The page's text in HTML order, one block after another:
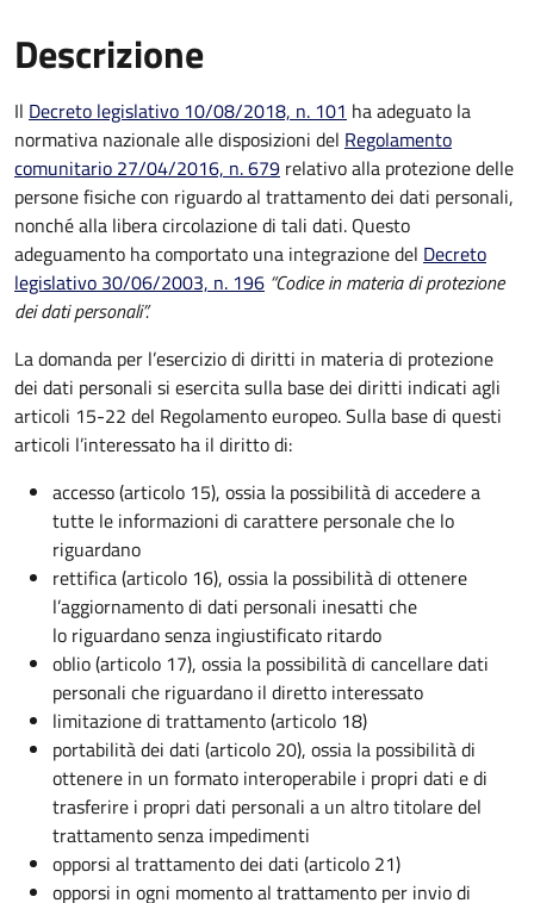
Descrizione
Il Decreto legislativo 10/08/2018, n. 101 ha adeguato la
normativa nazionale alle disposizioni del Regolamento
comunitario 27/04/2016, n. 679 relativo alla protezione delle
persone fisiche con riguardo al trattamento dei dati personali,
nonché alla libera circolazione di tali dati. Questo
adeguamento ha comportato una integrazione del Decreto
legislativo 30/06/2003, n. 196 “Codice in materia di protezione
dei dati personali”.
La domanda per l’esercizio di diritti in materia di protezione
dei dati personali si esercita sulla base dei diritti indicati agli
articoli 15-22 del Regolamento europeo. Sulla base di questi
articoli l’interessato ha il diritto di:
accesso (articolo 15), ossia la possibilità di accedere a
tutte le informazioni di carattere personale che lo
riguardano
rettifica (articolo 16), ossia la possibilità di ottenere
l’aggiornamento di dati personali inesatti che
lo riguardano senza ingiustificato ritardo
oblio (articolo 17), ossia la possibilità di cancellare dati
personali che riguardano il diretto interessato
limitazione di trattamento (articolo 18)
portabilità dei dati (articolo 20), ossia la possibilità di
ottenere in un formato interoperabile i propri dati e di
trasferire i propri dati personali a un altro titolare del
trattamento senza impedimenti
opporsi al trattamento dei dati (articolo 21)
opporsi in ogni momento al trattamento per invio di